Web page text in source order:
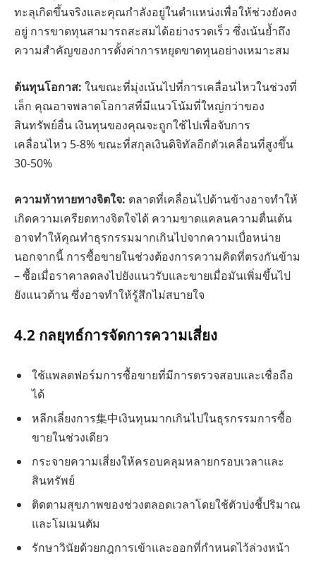
ทะลุเกิดขึ้นจริงและคุณกำลังอยู่ในตำแหน่งเพื่อให้ช่วงยังคง
อยู่ การขาดทุนสามารถสะสมได้อย่างรวดเร็ว ซึ่งเน้นย้ำถึง
ความสำคัญของการตั้งค่าการหยุดขาดทุนอย่างเหมาะสม
ต้นทุนโอกาส: ในขณะที่มุ่งเน้นไปที่การเคลื่อนไหวในช่วงที่
เล็ก คุณอาจพลาดโอกาสที่มีแนวโน้มที่ใหญ่กว่าของ
สินทรัพย์อื่น เงินทุนของคุณจะถูกใช้ไปเพื่อจับการ
เคลื่อนไหว 5-8% ขณะที่สกุลเงินดิจิทัลอีกตัวเคลื่อนที่สูงขึ้น
30-50%
ความท้าทายทางจิตใจ: ตลาดที่เคลื่อนไปด้านข้างอาจทำให้
เกิดความเครียดทางจิตใจได้ ความขาดแคลนความตื่นเต้น
อาจทำให้คุณทำธุรกรรมมากเกินไปจากความเบื่อหน่าย
นอกจากนี้ การซื้อขายในช่วงต้องการความคิดที่ตรงกันข้าม
– ซื้อเมื่อราคาลดลงไปยังแนวรับและขายเมื่อมันเพิ่มขึ้นไป
ยังแนวต้าน ซึ่งอาจทำให้รู้สึกไม่สบายใจ
4.2 กลยุทธ์การจัดการความเสี่ยง
ใช้แพลตฟอร์มการซื้อขายที่มีการตรวจสอบและเชื่อถือ
ได้
หลีกเลี่ยงการ集中เงินทุนมากเกินไปในธุรกรรมการซื้อ
ขายในช่วงเดียว
กระจายความเสี่ยงให้ครอบคลุมหลายกรอบเวลาและ
สินทรัพย์
ติดตามสุขภาพของช่วงตลอดเวลาโดยใช้ตัวบ่งชี้ปริมาณ
และโมเมนตัม
รักษาวินัยด้วยกฎการเข้าและออกที่กำหนดไว้ล่วงหน้า